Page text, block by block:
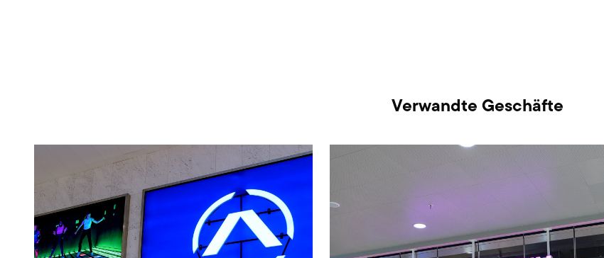
Verwandte Geschäfte